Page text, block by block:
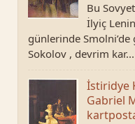
Bu
İlyiç
günlerinde
Sokolov , devrim kar...
İstiridye
Gabriel